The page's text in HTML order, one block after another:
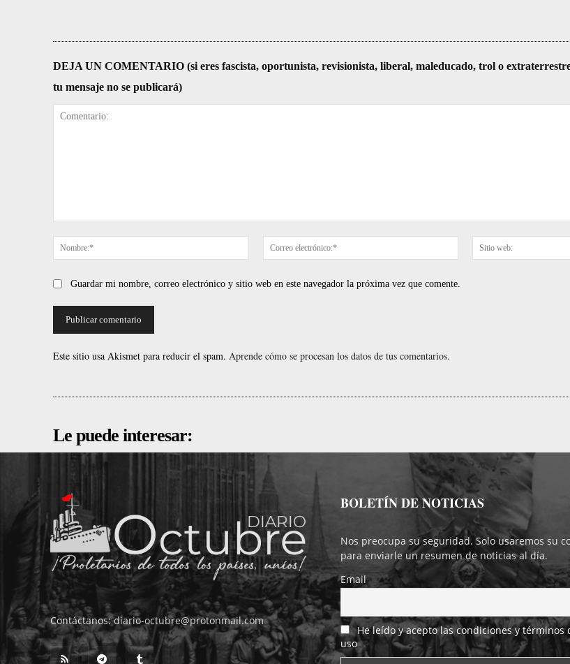
DEJA UN COMENTARIO (si eres fascista, oportunista, revisionista, liberal, maleducado, trol o
tu mensaje no se publicará)
Nombre:*
Correo
electrónico:*
Guardar mi nombre, correo electrónico y sitio web en este navegador la próxima vez que comente.
Este sitio usa Akismet para reducir el spam. Aprende cómo se procesan los datos de tus comentarios.
Le puede interesar:
Contáctanos:diario-octubre@protonmail.com
BOLETÍN DE NOTICIAS
Nos preocupa su seguridad. Solo usaremos su
para enviarle un resumen de noticias al día.
Email
He leído y acepto las condiciones y términos
uso